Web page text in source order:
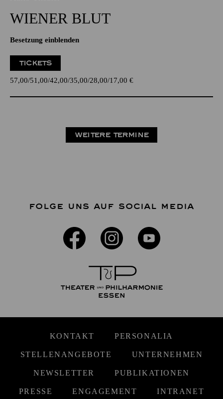
WIENER BLUT
Besetzung einblenden
TICKETS
57,00 51,00 42,00 35,00 28,00 17,00 €
WEITERE TERMINE
FOLGE UNS AUF SOCIAL MEDIA
KONTAKT PERSONALIA
STELLENANGEBOTE UNTERNEHMEN
NEWSLETTER PUBLIKATIONEN
PRESSE ENGAGEMENT INTRANET